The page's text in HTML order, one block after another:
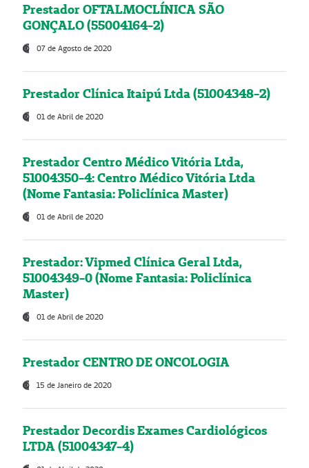
Prestador OFTALMOCLÍNICA SÃO
GONÇALO (55004164-2)
07 de Agosto de 2020
Prestador Clínica Itaipú Ltda (51004348-2)
01 de Abril de 2020
Prestador Centro Médico Vitória Ltda,
51004350-4: Centro Médico Vitória Ltda
(Nome Fantasia: Policlínica Master)
01 de Abril de 2020
Prestador: Vipmed Clínica Geral Ltda,
51004349-0 (Nome Fantasia: Policlínica
Master)
01 de Abril de 2020
Prestador CENTRO DE ONCOLOGIA
15 de Janeiro de 2020
Prestador Decordis Exames Cardiológicos
LTDA (51004347-4)